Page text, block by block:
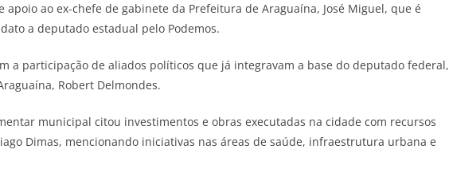
apoio ao ex-chefe de gabinete da Prefeitura de Araguaína, José Miguel, que é
a deputado estadual pelo Podemos.
a participação de aliados políticos que já integravam a base do deputado federal,
Robert Delmondes.
municipal citou investimentos e obras executadas na cidade com recursos
Dimas, mencionando iniciativas nas áreas de saúde, infraestrutura urbana e